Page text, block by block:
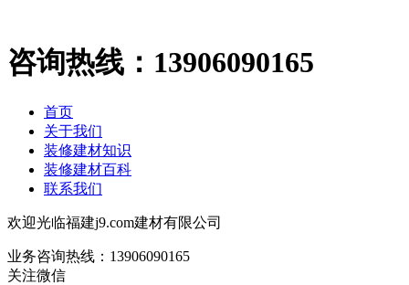
咨询热线： 13906090165
首页
关于我们
装修建材知识
装修建材百科
联系我们
欢迎光临福建j9.com建材有限公司
业务咨询热线： 13906090165
关注微信